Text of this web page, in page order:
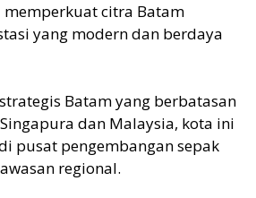
memperkuat citra Batam
yang modern dan berdaya
Batam yang berbatasan
dan Malaysia, kota ini
pusat pengembangan sepak
regional.